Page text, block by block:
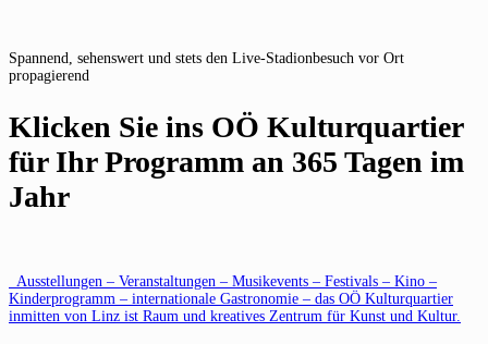
Spannend, sehenswert und stets den Live-Stadionbesuch vor Ort
propagierend
Klicken Sie ins OÖ Kulturquartier
für Ihr Programm an 365 Tagen im
Jahr
Ausstellungen – Veranstaltungen – Musikevents – Festivals – Kino –
Kinderprogramm – internationale Gastronomie – das OÖ Kulturquartier
inmitten von Linz ist Raum und kreatives Zentrum für Kunst und Kultur.